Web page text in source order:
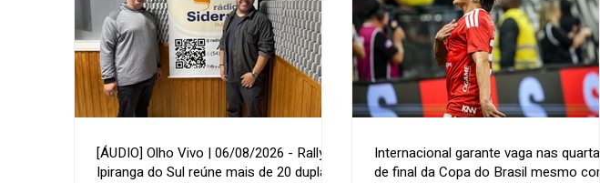
[ÁUDIO] Olho Vivo | 06/08/2026 - Rally de
Ipiranga do Sul reúne mais de 20 duplas
Internacional garante vaga nas quartas
de final da Copa do Brasil mesmo com